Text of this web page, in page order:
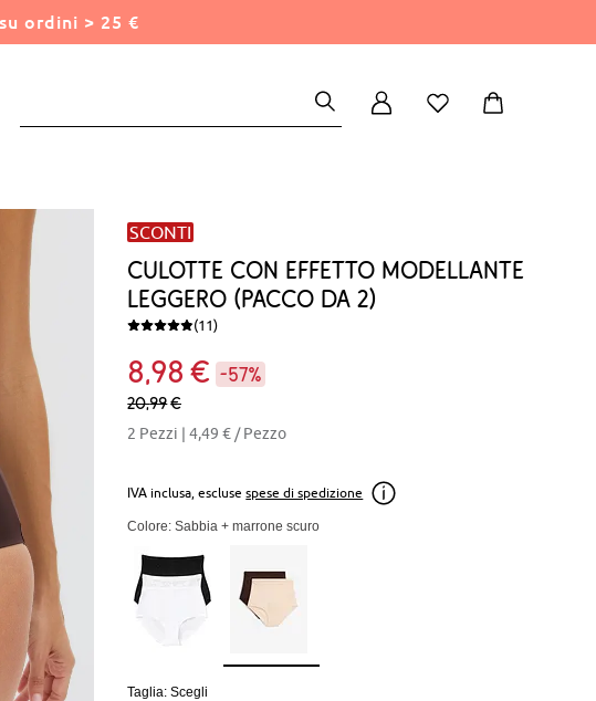
ordini > 25 €
SCONTI
Culotte con effetto modellante
leggero (pacco da 2)
(11)
8 98 € -57%
20,99€
2 Pezzi |4,49 € / Pezzo
IVA inclusa, escluse spese di spedizione
Colore: Sabbia + marrone scuro
Taglia:Scegli